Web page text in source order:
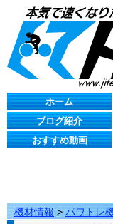
ホーム
ブログ紹介
おすすめ動画
機材情報 > パワトレ